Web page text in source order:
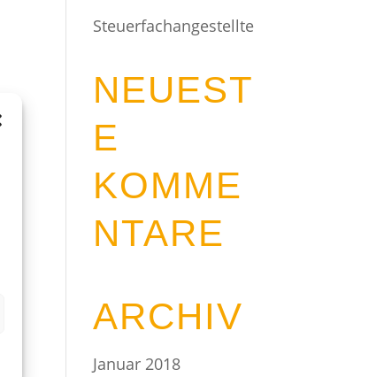
Steuerfachangestellte
NEUEST
E
KOMME
NTARE
ARCHIV
Januar 2018